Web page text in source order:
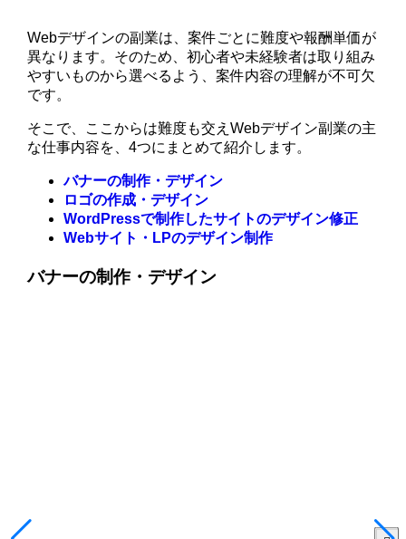
Webデザインの副業は、案件ごとに難度や報酬単価が
異なります。そのため、初心者や未経験者は取り組み
やすいものから選べるよう、案件内容の理解が不可欠
です。
そこで、ここからは難度も交えWebデザイン副業の主
な仕事内容を、4つにまとめて紹介します。
バナーの制作・デザイン
ロゴの作成・デザイン
WordPressで制作したサイトのデザイン修正
Webサイト・LPのデザイン制作
バナーの制作・デザイン